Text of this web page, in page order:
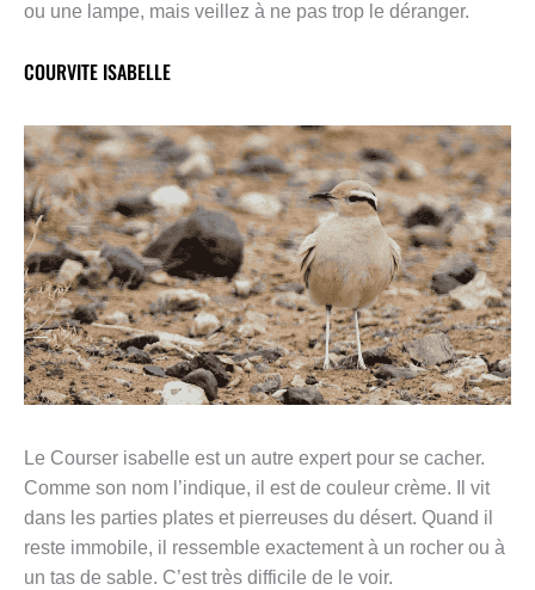
ou une lampe, mais veillez à ne pas trop le déranger.
COURVITE ISABELLE
Le Courser isabelle est un autre expert pour se cacher.
Comme son nom l’indique, il est de couleur crème. Il vit
dans les parties plates et pierreuses du désert. Quand il
reste immobile, il ressemble exactement à un rocher ou à
un tas de sable. C’est très difficile de le voir.